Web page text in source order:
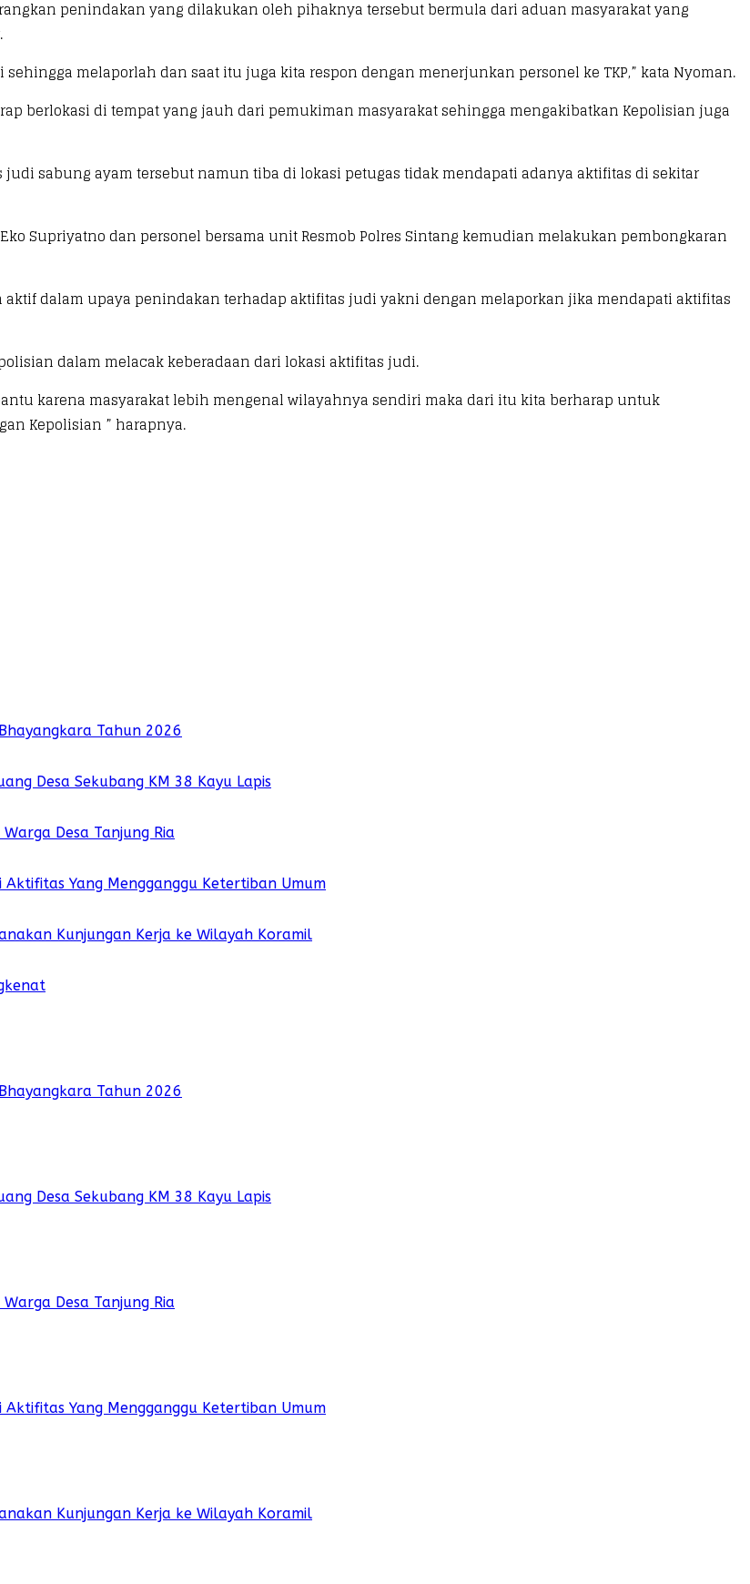
penindakan yang dilakukan oleh pihaknya tersebut bermula dari aduan masyarakat yang
melaporlah dan saat itu juga kita respon dengan menerjunkan personel ke TKP,” kata Nyoman.
berlokasi di tempat yang jauh dari pemukiman masyarakat sehingga mengakibatkan Kepolisian juga
sabung ayam tersebut namun tiba di lokasi petugas tidak mendapati adanya aktifitas di sekitar
Supriyatno dan personel bersama unit Resmob Polres Sintang kemudian melakukan pembongkaran
dalam upaya penindakan terhadap aktifitas judi yakni dengan melaporkan jika mendapati aktifitas
dalam melacak keberadaan dari lokasi aktifitas judi.
karena masyarakat lebih mengenal wilayahnya sendiri maka dari itu kita berharap untuk
Kepolisian ” harapnya.
Tahun 2026
Desa Sekubang KM 38 Kayu Lapis
Desa Tanjung Ria
Aktifitas Yang Mengganggu Ketertiban Umum
Kunjungan Kerja ke Wilayah Koramil
Tahun 2026
Desa Sekubang KM 38 Kayu Lapis
Desa Tanjung Ria
Aktifitas Yang Mengganggu Ketertiban Umum
Kunjungan Kerja ke Wilayah Koramil